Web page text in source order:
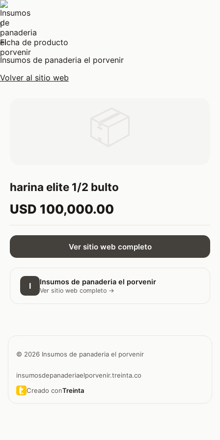
I
Ficha de producto
Insumos de panaderia el porvenir
Volver al sitio web
harina elite 1/2 bulto
USD 100,000.00
Ver sitio web completo
I Insumos de panaderia el porvenir
Ver sitio web completo →
© 2026 Insumos de panaderia el porvenir
insumosdepanaderiaelporvenir.treinta.co
Creado conTreinta